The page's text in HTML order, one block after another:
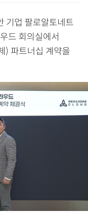
기업 팔로알토네트
드 회의실에서
) 파트너십 계약을